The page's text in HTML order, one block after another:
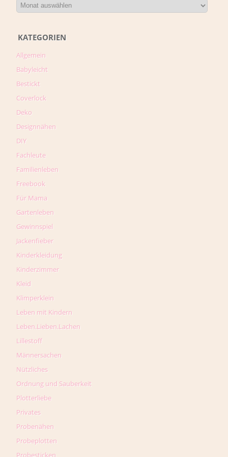
KATEGORIEN
Allgemein
Babyleicht
Bestickt
Coverlock
Deko
Designnähen
DIY
Fachleute
Familienleben
Freebook
Für Mama
Gartenleben
Gewinnspiel
Jackenfieber
Kinderkleidung
Kinderzimmer
Kleid
Klimperklein
Leben mit Kindern
Leben.Lieben.Lachen
Lillestoff
Männersachen
Nützliches
Ordnung und Sauberkeit
Plotterliebe
Privates
Probenähen
Probeplotten
Probesticken